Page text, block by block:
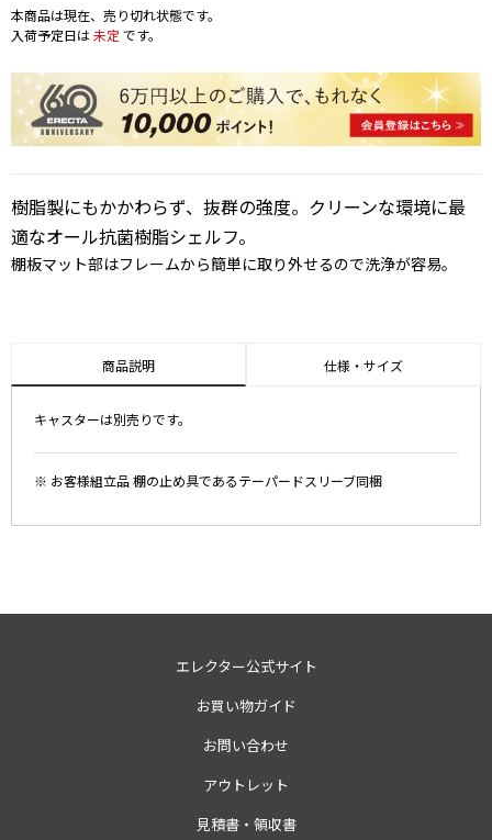
本商品は現在、売り切れ状態です。
入荷予定日は未定 です。
樹脂製にもかかわらず、抜群の強度。クリーンな環境に最
適なオール抗菌樹脂シェルフ。
棚板マット部はフレームから簡単に取り外せるので洗浄が容易。
商品説明 仕様・サイズ
キャスターは別売りです。
※ お客様組立品 棚の止め具であるテーパードスリーブ同梱
エレクター公式サイト
お買い物ガイド
お問い合わせ
アウトレット
見積書・領収書